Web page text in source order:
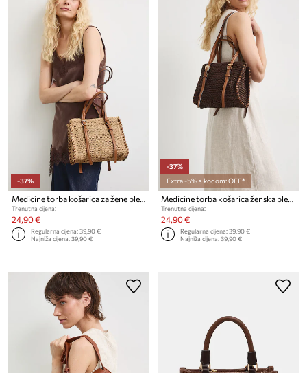
-37%
Trenutna cijena:
24,90 €
Regularna cijena:39,90 €
Najniža cijena:39,90 €
-37%
Extra -5% s kodom: OFF*
Trenutna cijena:
24,90 €
Regularna cijena:39,90 €
Najniža cijena:39,90 €